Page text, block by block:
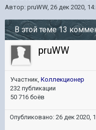
Автор: pruWW, 26 дек 2020,
В этой теме 13
pruWW
Участник, Коллекционер
232 публикации
50 716 боёв
Опубликовано: 26 дек 2020,